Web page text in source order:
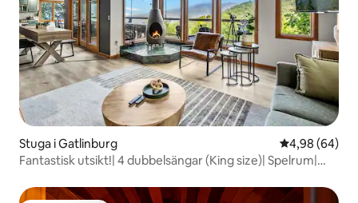
Stuga i Gatlinburg 4,98 av 5 i
4,98 (64)
Fantastisk utsikt!| 4 dubbelsängar (King size)| Spelrum|